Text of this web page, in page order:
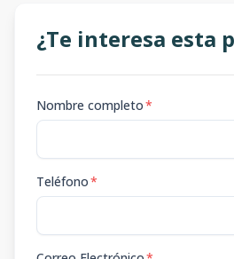
¿Te interesa esta
Nombre completo*
Teléfono*